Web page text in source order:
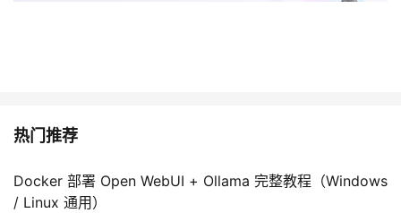
热门推荐
Docker 部署 Open WebUI + Ollama 完整教程（Windows
/ Linux 通用）